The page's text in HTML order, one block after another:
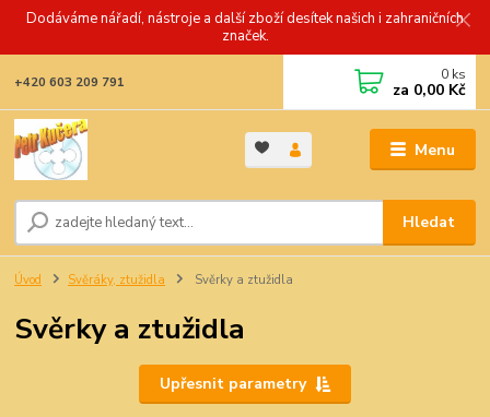
Dodáváme nářadí, nástroje a další zboží desítek našich i zahraničních
značek.
Menu
Hledat
+420 603 209 791 0 ks
za 0,00 Kč
Úvod Svěráky, ztužidla Svěrky a ztužidla
Svěrky a ztužidla
Upřesnit parametry